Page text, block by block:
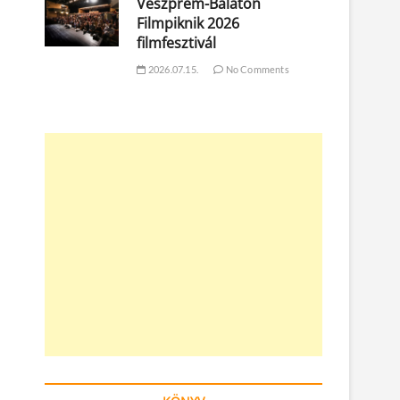
Filmpiknik 2026
filmfesztivál
2026.07.15. No Comments